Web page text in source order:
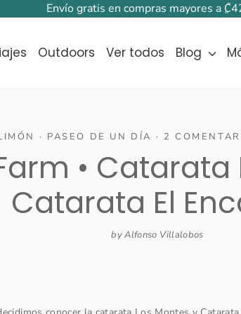
Envío gratis en compras mayores a
Outdoors Ver todos Blog
· PASEO DE UN DÍA · 2
• Catarata
Catarata El
by Alfonso Villalobos